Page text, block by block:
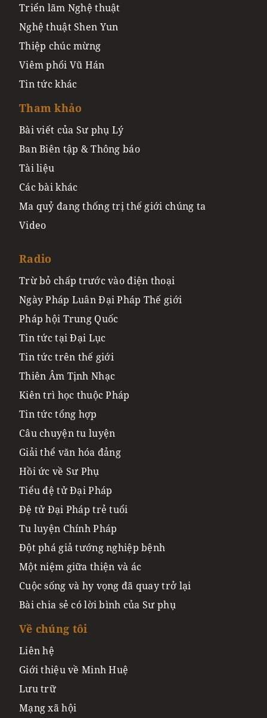
Triển lãm Nghệ thuật
Nghệ thuật Shen Yun
Thiệp chúc mừng
Viêm phổi Vũ Hán
Tin tức khác
Tham khảo
Bài viết của Sư phụ Lý
Ban Biên tập & Thông báo
Tài liệu
Các bài khác
Ma quỷ đang thống trị thế giới chúng ta
Video
Radio
Trừ bỏ chấp trước vào điện thoại
Ngày Pháp Luân Đại Pháp Thế giới
Pháp hội Trung Quốc
Tin tức tại Đại Lục
Tin tức trên thế giới
Thiên Âm Tịnh Nhạc
Kiên trì học thuộc Pháp
Tin tức tổng hợp
Câu chuyện tu luyện
Giải thể văn hóa đảng
Hồi ức về Sư Phụ
Tiểu đệ tử Đại Pháp
Đệ tử Đại Pháp trẻ tuổi
Tu luyện Chính Pháp
Đột phá giả tướng nghiệp bệnh
Một niệm giữa thiện và ác
Cuộc sống và hy vọng đã quay trở lại
Bài chia sẻ có lời bình của Sư phụ
Về chúng tôi
Liên hệ
Giới thiệu về Minh Huệ
Lưu trữ
Mạng xã hội